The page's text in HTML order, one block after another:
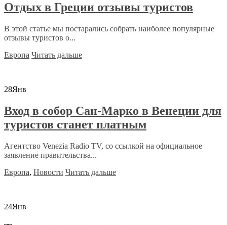
Отдых в Греции отзывы туристов
В этой статье мы постарались собрать наиболее популярные
отзывы туристов о...
Европа Читать дальше
28Янв
Вход в собор Сан-Марко в Венеции для
туристов станет платным
Агентство Venezia Radio TV, со ссылкой на официальное
заявление правительства...
Европа, Новости Читать дальше
24Янв